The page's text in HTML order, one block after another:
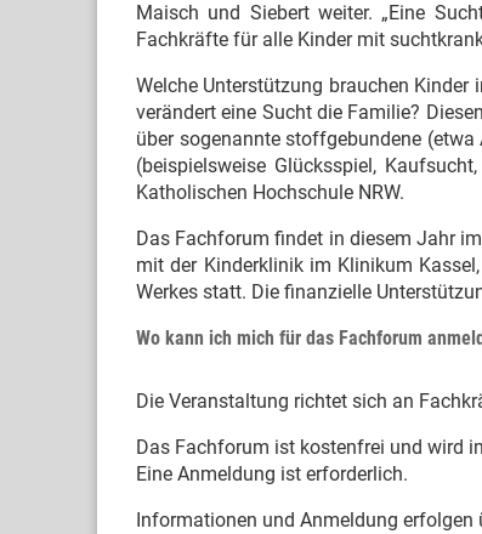
Maisch und Siebert weiter. „Eine
Fachkräfte für alle Kinder mit
Welche Unterstützung brauchen
verändert eine Sucht die Familie?
über sogenannte stoffgebundene
(beispielsweise Glücksspiel,
Katholischen Hochschule NRW.
Das Fachforum findet in diesem Jahr
mit der Kinderklinik im Klinikum
Werkes statt. Die finanzielle
Wo kann ich mich für das Fachforum
Die Veranstaltung richtet sich an
Das Fachforum ist kostenfrei und wird
Eine Anmeldung ist erforderlich.
Informationen und Anmeldung